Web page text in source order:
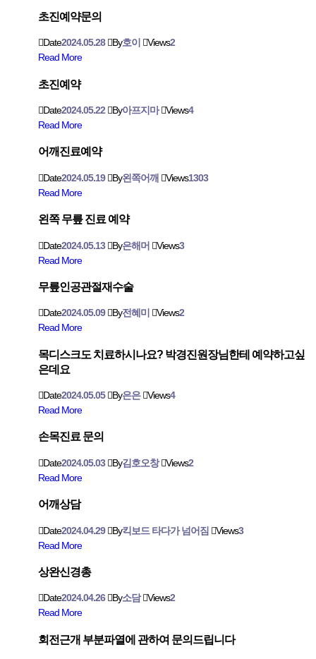
초진예약문의
Date2024.05.28 By호이 Views2
Read More
초진예약
Date2024.05.22 By아프지마 Views4
Read More
어깨진료예약
Date2024.05.19 By왼쪽어깨 Views1303
Read More
왼쪽 무릎 진료 예약
Date2024.05.13 By은해머 Views3
Read More
무릎인공관절재수술
Date2024.05.09 By전혜미 Views2
Read More
목디스크도 치료하시나요? 박경진원장님한테 예약하고싶
은데요
Date2024.05.05 By은은 Views4
Read More
손목진료 문의
Date2024.05.03 By김호오창 Views2
Read More
어깨상담
Date2024.04.29 By킥보드 타다가 넘어짐 Views3
Read More
상완신경총
Date2024.04.26 By소담 Views2
Read More
회전근개 부분파열에 관하여 문의드립니다